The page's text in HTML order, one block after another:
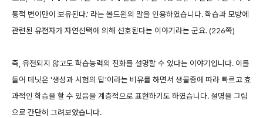
통적 변이만이 보유된다.' 라는 볼드윈의 말을 인용하였습니다. 학습과 모방에
관련된 유전자가 자연선택에 의해 선호된다는 이야기라는 군요. (226쪽)
즉, 유전되지 않고도 학습능력의 진화를 설명할 수 있다는 이야기입니다. 이를
들어 데닛은 '생성과 시험의 탑'이라는 비유를 하면서 생물종에 따라 빠르고 효
과적인 학습을 할 수 있음을 계층적으로 표현하기도 하였습니다. 설명을 그림
으로 간단히 그려보았습니다.